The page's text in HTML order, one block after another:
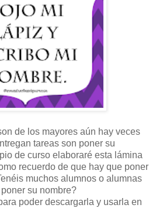
de los mayores aún hay veces
tareas son poner su
de curso elaboraré esta lámina
recuerdo de que hay que poner
muchos alumnos o alumnas
su nombre?
poder descargarla y usarla en